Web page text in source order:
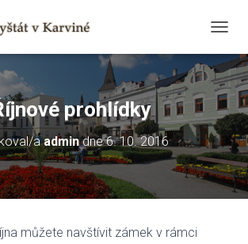
O
G
G
L
E
N
A
V
I
G
prohlídky
aadmindne6. 10. 2016
můžete navštívit zámek v rámci